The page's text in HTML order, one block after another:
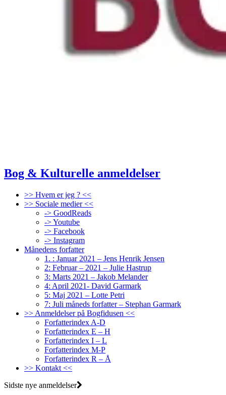
Bog & Kulturelle anmeldelser
>> Hvem er jeg ? <<
>> Sociale medier <<
-> GoodReads
-> Youtube
-> Facebook
-> Instagram
Månedens forfatter
1. : Januar 2021 – Jens Henrik Jensen
2: Februar – 2021 – Julie Hastrup
3: Marts 2021 – Jakob Melander
4: April 2021- David Garmark
5: Maj 2021 – Lotte Petri
7: Juli måneds forfatter – Stephan Garmark
>> Anmeldelser på Bogfidusen <<
Forfatterindex A-D
Forfatterindex E – H
Forfatterindex I – L
Forfatterindex M-P
Forfatterindex R – Å
>> Kontakt <<
Sidste nye anmeldelser